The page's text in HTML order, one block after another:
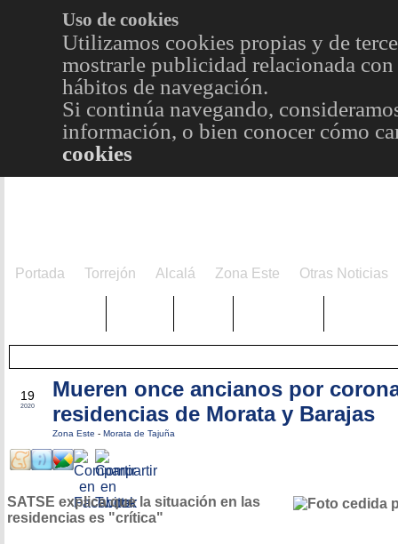
Uso de cookies
Utilizamos cookies propias y de
mostrarle publicidad relacionada
hábitos de navegación.
Si continúa navegando,
información, o bien conocer cómo
cookies
Portada Torrejón Alcalá Zona Este Otras Noticias
19
2020
Mueren once ancianos por
residencias de Morata y Barajas
Zona Este - Morata de Tajuña
SATSE explica que la situación en las
residencias es "crítica"